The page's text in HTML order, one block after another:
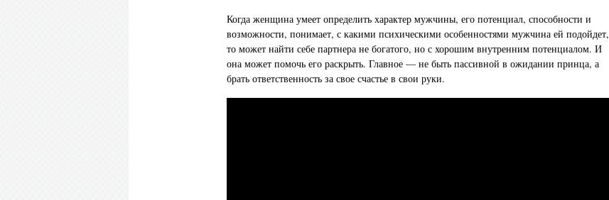
Когда женщина умеет определить характер мужчины, его потенциал, способности и
возможности, понимает, с какими психическими особенностями мужчина ей подойдет,
то может найти себе партнера не богатого, но с хорошим внутренним потенциалом. И
она может помочь его раскрыть. Главное — не быть пассивной в ожидании принца, а
брать ответственность за свое счастье в свои руки.